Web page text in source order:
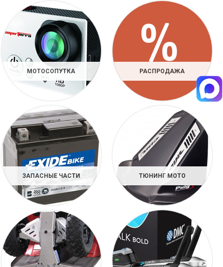
МОТОСОПУТКА РАСПРОДАЖА
ЗАПАСНЫЕ ЧАСТИ ТЮНИНГ МОТО